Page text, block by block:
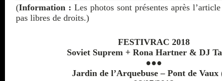
(Information : Les photos sont présentes après
pas libres de droits.)
FESTIVRAC 2018
Soviet Suprem + Rona Hartner & DJ
●●●
Jardin de l’Arquebuse – Pont de Vaux